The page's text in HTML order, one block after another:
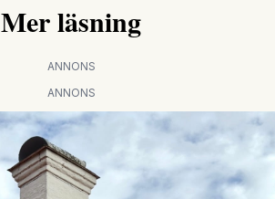
Mer läsning
ANNONS
ANNONS